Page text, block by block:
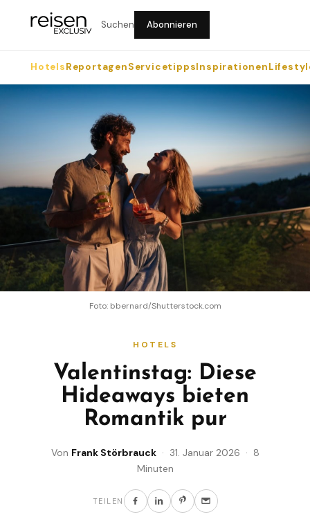
Suchen Abonnieren
HotelsReportagenServicetippsInspirationen
Foto: bbernard/Shutterstock.com
HOTELS
Valentinstag: Diese
Hideaways bieten
Romantik pur
Von Frank Störbrauck· 31. Januar 2026 · 8
Minuten
TEILEN